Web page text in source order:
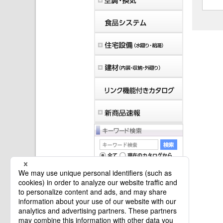
マイバインダーは空です。